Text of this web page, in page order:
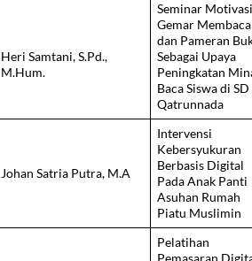
Heri Samtani, S.Pd.,
M.Hum.
Seminar
Gemar Membaca
dan Pameran
Sebagai Upaya
Peningkatan
Baca Siswa di SD
Qatrunnada
Johan Satria Putra, M.A
Intervensi
Kebersyukuran
Berbasis Digital
Pada Anak Panti
Asuhan Rumah
Piatu Muslimin
Pelatihan